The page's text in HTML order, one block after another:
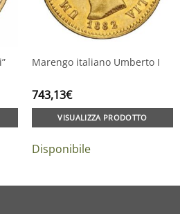
Marengo italiano Umberto I
743,13€
VISUALIZZA PRODOTTO
Disponibile